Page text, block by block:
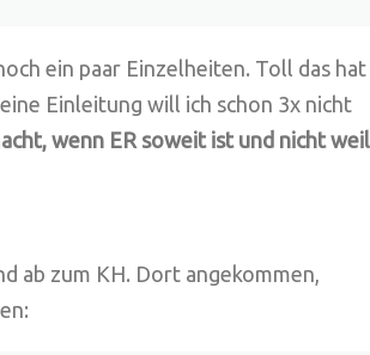
ein paar Einzelheiten. Toll das hat
Einleitung will ich schon 3x nicht
wenn ER soweit ist und nicht weil
ab zum KH. Dort angekommen,